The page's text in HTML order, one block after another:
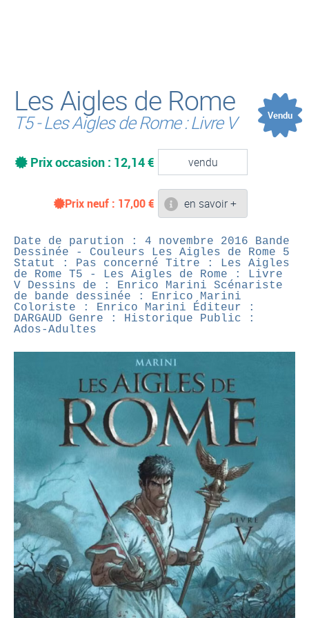
Les Aigles de Rome
T5 - Les Aigles de Rome : Livre V Vendu
Prix occasion : 12,14 € vendu
Prix neuf : 17,00€ en savoir +
Date de parution : 4 novembre 2016 Bande
Dessinée - Couleurs Les Aigles de Rome 5
Statut : Pas concerné Titre : Les Aigles
de Rome T5 - Les Aigles de Rome : Livre
V Dessins de : Enrico Marini Scénariste
de bande dessinée : Enrico Marini
Coloriste : Enrico Marini Éditeur :
DARGAUD Genre : Historique Public :
Ados-Adultes